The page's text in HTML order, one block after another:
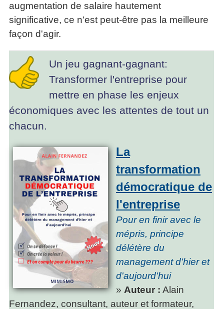
augmentation de salaire hautement
significative, ce n'est peut-être pas la meilleure
façon d'agir.
Un jeu gagnant-gagnant:
Transformer l'entreprise pour
mettre en phase les enjeux
économiques avec les attentes de tout un
chacun.
La
transformation
démocratique de
l'entreprise
Pour en finir avec le
mépris, principe
délétère du
management d'hier et
d'aujourd'hui
» Auteur : Alain
Fernandez, consultant, auteur et formateur,